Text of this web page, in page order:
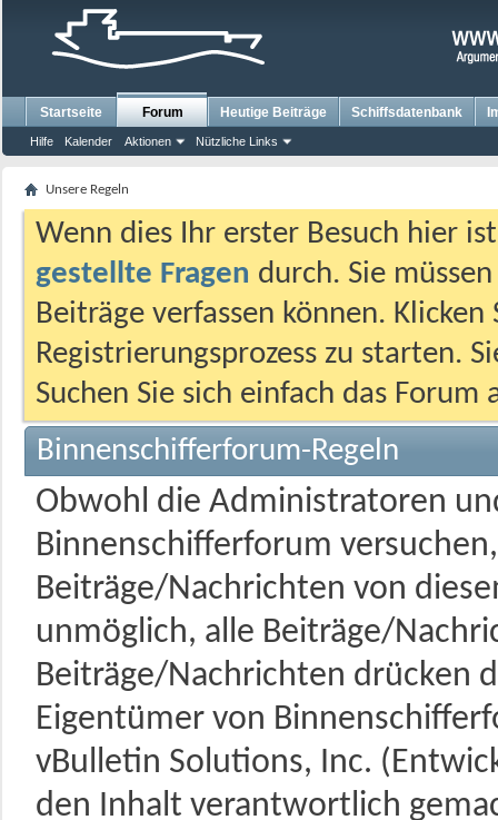
Startseite Forum
Hilfe Kalender Aktionen Nützliche Links
Heutige Beiträge Schiffsdatenbank
Unsere Regeln
Wenn dies Ihr erster Besuch hier
gestellte Fragen durch. Sie
Beiträge verfassen können.
Registrierungsprozess zu starten.
Suchen Sie sich einfach das
Binnenschifferforum-Regeln
Obwohl die Administratoren
Binnenschifferforum
Beiträge/Nachrichten von
unmöglich, alle Beiträge/
Beiträge/Nachrichten drücken
Eigentümer von
vBulletin Solutions, Inc.
den Inhalt verantwortlich